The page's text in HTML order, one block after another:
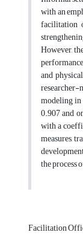
with an
facilitation
However,
and
modeling
0.907 and
with a
measures,
the process
Facilitation